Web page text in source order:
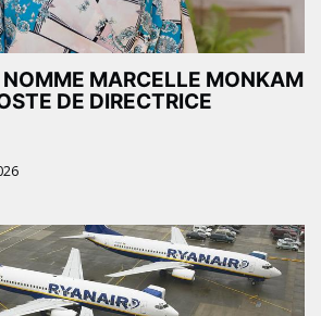
MARCELLE MONKAM
DE DIRECTRICE